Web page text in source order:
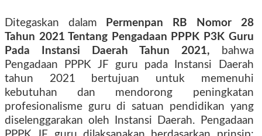
Ditegaskan dalam
Permenpan RB Nomor 28
Tahun 2021 Tentang Pengadaan PPPK P3K Guru
Pada Instansi Daerah Tahun 2021,
bahwa
Pengadaan PPPK JF guru pada Instansi Daerah
tahun 2021 bertujuan untuk memenuhi
kebutuhan dan mendorong peningkatan
profesionalisme guru di satuan pendidikan yang
diselenggarakan oleh Instansi Daerah. Pengadaan